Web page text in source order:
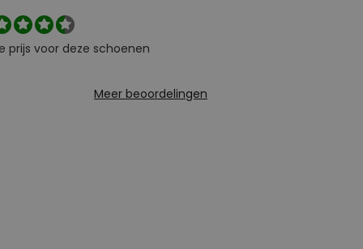
prijs voor deze schoenen
Meer beoordelingen